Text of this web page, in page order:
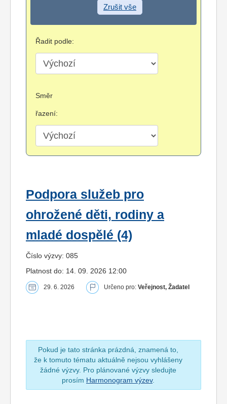
Zrušit vše
Řadit podle:
Směr
řazení:
Podpora služeb pro
ohrožené děti, rodiny a
mladé dospělé (4)
Číslo výzvy: 085
Platnost do: 14. 09. 2026 12:00
29. 6. 2026 Určeno pro: Veřejnost, Žadatel
Pokud je tato stránka prázdná, znamená to,
že k tomuto tématu aktuálně nejsou vyhlášeny
žádné výzvy. Pro plánované výzvy sledujte
prosím Harmonogram výzev.